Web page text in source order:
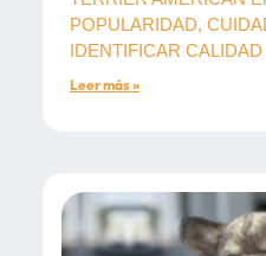
POPULARIDAD,
IDENTIFICAR CALIDAD
Leer más »